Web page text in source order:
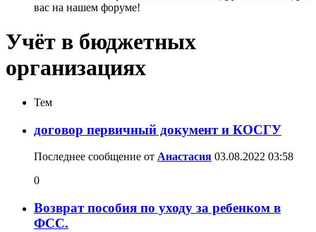
вас на нашем форуме!
Учёт в бюджетных
организациях
Тем
договор первичный документ и КОСГУ
Последнее сообщение от Анастасия 03.08.2022 03:58
0
Возврат пособия по уходу за ребенком в
ФСС.